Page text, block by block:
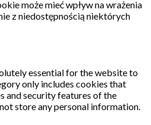
może mieć wpływ na wrażenia
z niedostępnością niektórych
essential for the website to
only includes cookies that
and security features of the
store any personal information.